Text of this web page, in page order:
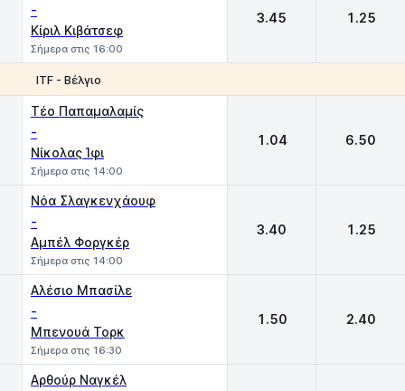
-
Κίριλ Κιβάτσεφ
Σήμερα στις 16:00
3.45 1.25
ITF - Βέλγιο
Τέο Παπαμαλαμίς
-
Νίκολας Ίφι
Σήμερα στις 14:00
1.04 6.50
Νόα Σλαγκενχάουφ
-
Αμπέλ Φοργκέρ
Σήμερα στις 14:00
3.40 1.25
Αλέσιο Μπασίλε
-
Μπενουά Τορκ
Σήμερα στις 16:30
1.50 2.40
Αρθούρ Ναγκέλ